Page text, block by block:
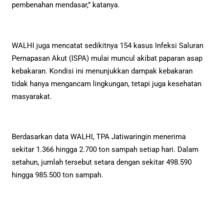
pembenahan mendasar,” katanya.
WALHI juga mencatat sedikitnya 154 kasus Infeksi Saluran
Pernapasan Akut (ISPA) mulai muncul akibat paparan asap
kebakaran. Kondisi ini menunjukkan dampak kebakaran
tidak hanya mengancam lingkungan, tetapi juga kesehatan
masyarakat.
Berdasarkan data WALHI, TPA Jatiwaringin menerima
sekitar 1.366 hingga 2.700 ton sampah setiap hari. Dalam
setahun, jumlah tersebut setara dengan sekitar 498.590
hingga 985.500 ton sampah.